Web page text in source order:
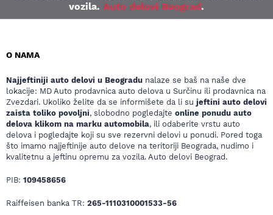
vozila. Auto delovi Beograd.
O NAMA
Najjeftiniji auto delovi u Beogradu nalaze se baš na naše dve
lokacije: MD Auto prodavnica auto delova u Surčinu ili prodavnica na
Zvezdari. Ukoliko želite da se informišete da li su jeftini auto delovi
zaista toliko povoljni, slobodno pogledajte online ponudu auto
delova klikom na marku automobila, ili odaberite vrstu auto
delova i pogledajte koji su sve rezervni delovi u ponudi. Pored toga
što imamo najjeftinije auto delove na teritoriji Beograda, nudimo i
kvalitetnu a jeftinu opremu za vozila. Auto delovi Beograd.
PIB: 109458656
Raiffeisen banka TR: 265-1110310001533-56